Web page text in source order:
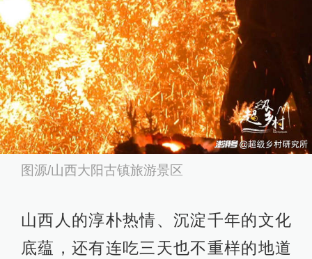
图源/山西大阳古镇旅游景区
山西人的淳朴热情、沉淀千年的文化
底蕴，还有连吃三天也不重样的地道